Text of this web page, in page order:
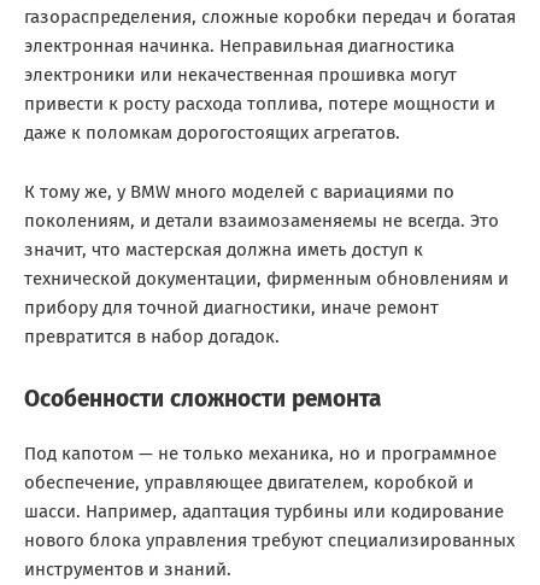
газораспределения, сложные коробки передач и богатая
электронная начинка. Неправильная диагностика
электроники или некачественная прошивка могут
привести к росту расхода топлива, потере мощности и
даже к поломкам дорогостоящих агрегатов.
К тому же, у BMW много моделей с вариациями по
поколениям, и детали взаимозаменяемы не всегда. Это
значит, что мастерская должна иметь доступ к
технической документации, фирменным обновлениям и
прибору для точной диагностики, иначе ремонт
превратится в набор догадок.
Особенности сложности ремонта
Под капотом — не только механика, но и программное
обеспечение, управляющее двигателем, коробкой и
шасси. Например, адаптация турбины или кодирование
нового блока управления требуют специализированных
инструментов и знаний.